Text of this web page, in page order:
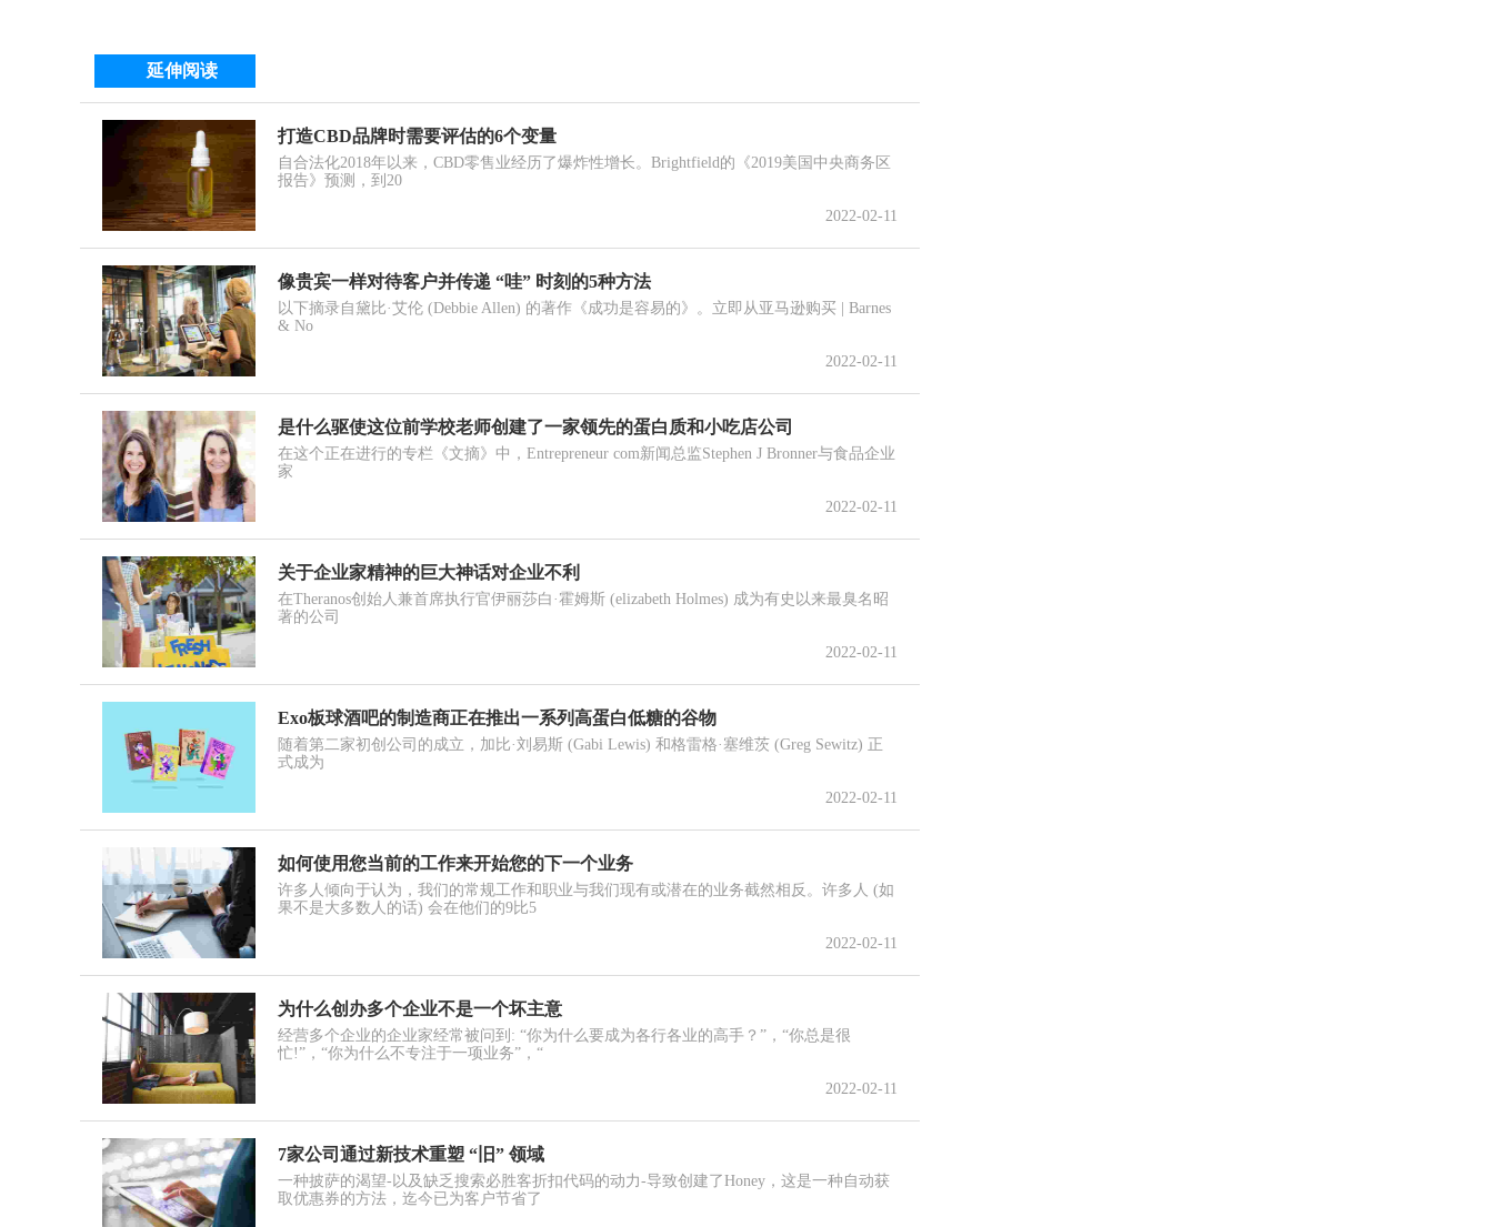
延伸阅读
打造CBD品牌时需要评估的6个变量
自合法化2018年以来，CBD零售业经历了爆炸性增长。Brightfield的《2019美国中央商务区
报告》预测，到20
2022-02-11
像贵宾一样对待客户并传递 “哇” 时刻的5种方法
以下摘录自黛比·艾伦 (Debbie Allen) 的著作《成功是容易的》。立即从亚马逊购买 | Barnes
& No
2022-02-11
是什么驱使这位前学校老师创建了一家领先的蛋白质和小吃店公司
在这个正在进行的专栏《文摘》中，Entrepreneur com新闻总监Stephen J Bronner与食品企业
家
2022-02-11
关于企业家精神的巨大神话对企业不利
在Theranos创始人兼首席执行官伊丽莎白·霍姆斯 (elizabeth Holmes) 成为有史以来最臭名昭
著的公司
2022-02-11
Exo板球酒吧的制造商正在推出一系列高蛋白低糖的谷物
随着第二家初创公司的成立，加比·刘易斯 (Gabi Lewis) 和格雷格·塞维茨 (Greg Sewitz) 正
式成为
2022-02-11
如何使用您当前的工作来开始您的下一个业务
许多人倾向于认为，我们的常规工作和职业与我们现有或潜在的业务截然相反。许多人 (如
果不是大多数人的话) 会在他们的9比5
2022-02-11
为什么创办多个企业不是一个坏主意
经营多个企业的企业家经常被问到: “你为什么要成为各行各业的高手？”，“你总是很
忙!”，“你为什么不专注于一项业务”，“
2022-02-11
7家公司通过新技术重塑 “旧” 领域
一种披萨的渴望-以及缺乏搜索必胜客折扣代码的动力-导致创建了Honey，这是一种自动获
取优惠券的方法，迄今已为客户节省了